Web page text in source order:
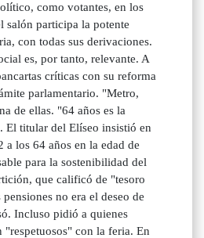
como votantes, en los
salón participa la potente
con todas sus derivaciones.
es, por tanto, relevante. A
críticas con su reforma
parlamentario. "Metro,
de ellas. "64 años es la
El titular del Elíseo insistió en
a los 64 años en la edad de
para la sostenibilidad del
que calificó de "tesoro
no era el deseo de
Incluso pidió a quienes
"respetuosos" con la feria. En